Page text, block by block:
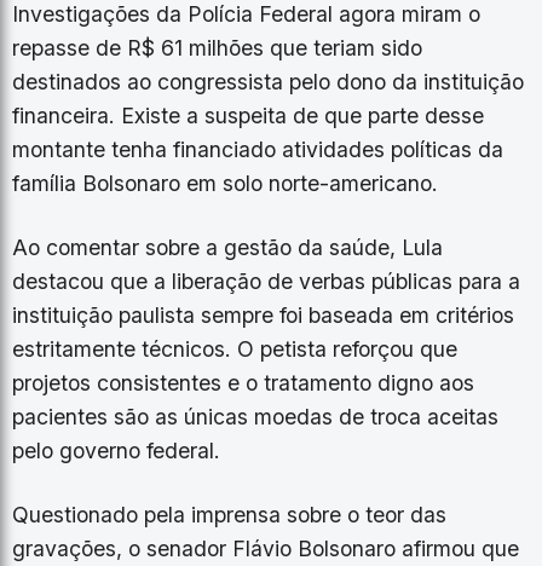
​Investigações da Polícia Federal agora miram o
repasse de R$ 61 milhões que teriam sido
destinados ao congressista pelo dono da instituição
financeira. Existe a suspeita de que parte desse
montante tenha financiado atividades políticas da
família Bolsonaro em solo norte-americano.
​Ao comentar sobre a gestão da saúde, Lula
destacou que a liberação de verbas públicas para a
instituição paulista sempre foi baseada em critérios
estritamente técnicos. O petista reforçou que
projetos consistentes e o tratamento digno aos
pacientes são as únicas moedas de troca aceitas
pelo governo federal.
​Questionado pela imprensa sobre o teor das
gravações, o senador Flávio Bolsonaro afirmou que